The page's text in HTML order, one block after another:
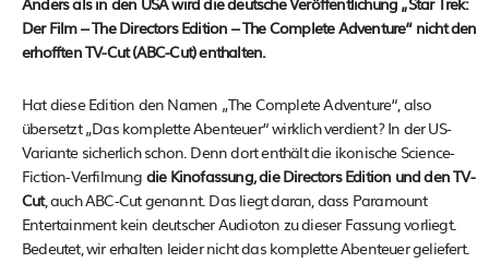
Der Film – The Directors Edition – The Complete Adventure“ nicht den
erhofften TV-Cut (ABC-Cut) enthalten.
Hat diese Edition den Namen „The Complete Adventure“, also
übersetzt „Das komplette Abenteuer“ wirklich verdient? In der US-
Variante sicherlich schon. Denn dort enthält die ikonische Science-
Fiction-Verfilmung die Kinofassung, die Directors Edition und den TV-
Cut, auch ABC-Cut genannt. Das liegt daran, dass Paramount
Entertainment kein deutscher Audioton zu dieser Fassung vorliegt.
Bedeutet, wir erhalten leider nicht das komplette Abenteuer geliefert.